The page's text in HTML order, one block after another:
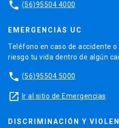
phone (56)95504 4000
EMERGENCIAS UC
Teléfono en caso de accidente
riesgo tu vida dentro de algún
phone (56)95504 5000
launch Ir al sitio de Emergencias
DISCRIMINACIÓN Y